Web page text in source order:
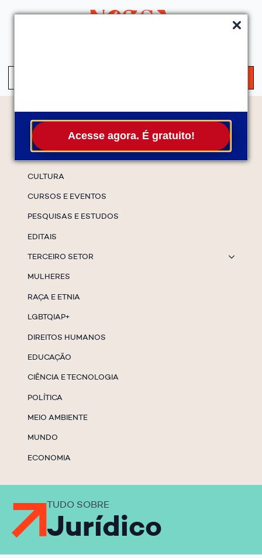
Acesse agora. É gratuito!
Temas
CULTURA
CURSOS E EVENTOS
PESQUISAS E ESTUDOS
EDITAIS
TERCEIRO SETOR
MULHERES
RAÇA E ETNIA
LGBTQIAP+
DIREITOS HUMANOS
EDUCAÇÃO
CIÊNCIA E TECNOLOGIA
POLÍTICA
MEIO AMBIENTE
MUNDO
ECONOMIA
TUDO SOBRE
Jurídico